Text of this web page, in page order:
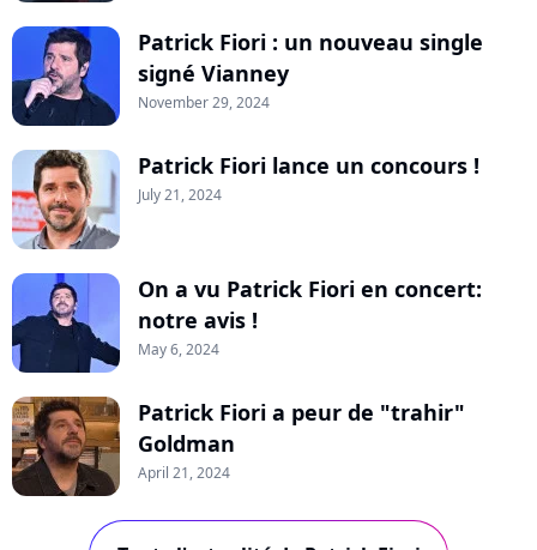
Patrick Fiori : un nouveau single
signé Vianney
November 29, 2024
Patrick Fiori lance un concours !
July 21, 2024
On a vu Patrick Fiori en concert:
notre avis !
May 6, 2024
Patrick Fiori a peur de "trahir"
Goldman
April 21, 2024